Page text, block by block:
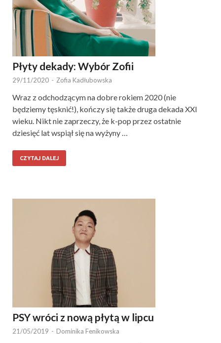
Płyty dekady: Wybór Zofii
29/11/2020 - Zofia Kadłubowska
Wraz z odchodzącym na dobre rokiem 2020 (nie
będziemy tęsknić!), kończy się także druga dekada XXI
wieku. Nikt nie zaprzeczy, że k-pop przez ostatnie
dziesięć lat wspiął się na wyżyny …
CZYTAJ DALEJ
PSY wróci z nową płytą w lipcu
21/05/2019 - Dominika Fenikowska